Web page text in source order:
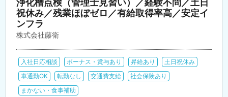
浄化槽点検（管理士見習い）／経験不問／土日
祝休み／残業ほぼゼロ／有給取得率高／安定イ
ンフラ
株式会社藤衛
入社日応相談 ボーナス・賞与あり 昇給あり
土日祝休み
車通勤OK
転勤なし 交通費支給
社会保険あり
まかない・食事補助